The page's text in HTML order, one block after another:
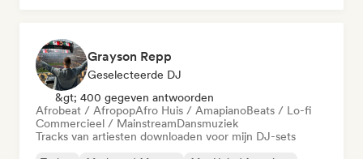
Grayson Repp
Geselecteerde DJ
&gt; 400 gegeven antwoorden
Afrobeat / AfropopAfro Huis / AmapianoBeats / Lo-fi
Commercieel / MainstreamDansmuziek
Tracks van artiesten downloaden voor mijn DJ-sets